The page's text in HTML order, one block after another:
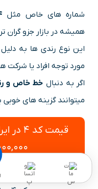
شماره های خاص مثل
همیشه در بازار جزو گران ترین و
این نوع رندی ها به
مورد توجه افراد یا شرکت
اگر به دنبال خط خاص و
میتوانند گزینه های خوبی
برای مشاهده لیست کد